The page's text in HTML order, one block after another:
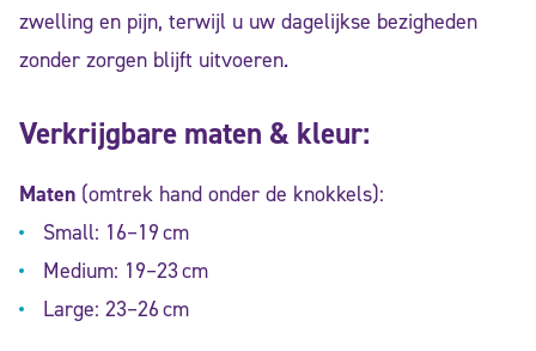
zwelling en pijn, terwijl u uw dagelijkse bezigheden
zonder zorgen blijft uitvoeren.
Verkrijgbare maten & kleur:
Maten (omtrek hand onder de knokkels):
Small: 16–19 cm
Medium: 19–23 cm
Large: 23–26 cm